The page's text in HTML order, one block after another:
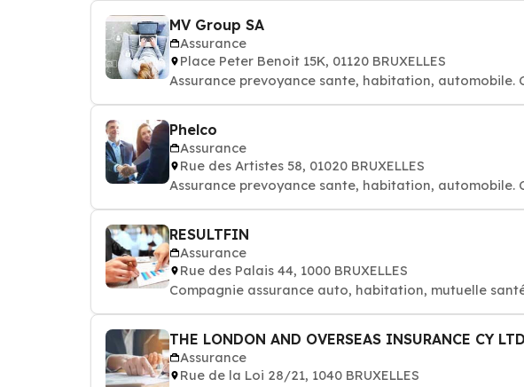
MV Group SA
Assurance
Place Peter Benoit 15K, 01120 BRUXELLES
Assurance prevoyance sante, habitation, automobile.
Phelco
Assurance
Rue des Artistes 58, 01020 BRUXELLES
Assurance prevoyance sante, habitation, automobile.
RESULTFIN
Assurance
Rue des Palais 44, 1000 BRUXELLES
Compagnie assurance auto, habitation, mutuelle
THE LONDON AND OVERSEAS INSURANCE CY LTD
Assurance
Rue de la Loi 28/21, 1040 BRUXELLES